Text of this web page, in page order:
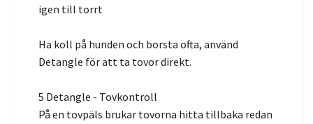
igen till torrt
Ha koll på hunden och borsta ofta, använd
Detangle för att ta tovor direkt.
5 Detangle - Tovkontroll
På en tovpäls brukar tovorna hitta tillbaka redan